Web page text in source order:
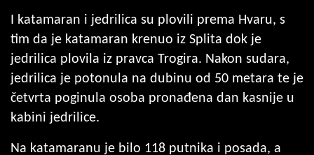
I katamaran i jedrilica su plovili prema Hvaru, s
tim da je katamaran krenuo iz Splita dok je
jedrilica plovila iz pravca Trogira. Nakon sudara,
jedrilica je potonula na dubinu od 50 metara te je
četvrta poginula osoba pronađena dan kasnije u
kabini jedrilice.
Na katamaranu je bilo 118 putnika i posada, a